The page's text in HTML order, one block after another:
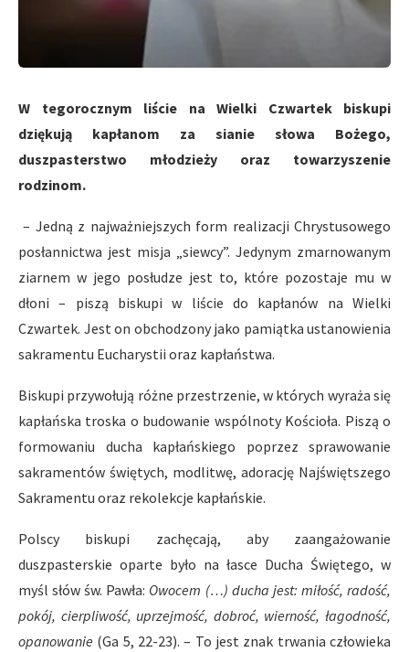
W tegorocznym liście na Wielki Czwartek biskupi
dziękują kapłanom za sianie słowa Bożego,
duszpasterstwo młodzieży oraz towarzyszenie
rodzinom.
– Jedną z najważniejszych form realizacji Chrystusowego
posłannictwa jest misja „siewcy”. Jedynym zmarnowanym
ziarnem w jego posłudze jest to, które pozostaje mu w
dłoni – piszą biskupi w liście do kapłanów na Wielki
Czwartek. Jest on obchodzony jako pamiątka ustanowienia
sakramentu Eucharystii oraz kapłaństwa.
Biskupi przywołują różne przestrzenie, w których wyraża się
kapłańska troska o budowanie wspólnoty Kościoła. Piszą o
formowaniu ducha kapłańskiego poprzez sprawowanie
sakramentów świętych, modlitwę, adorację Najświętszego
Sakramentu oraz rekolekcje kapłańskie.
Polscy biskupi zachęcają, aby zaangażowanie
duszpasterskie oparte było na łasce Ducha Świętego, w
myśl słów św. Pawła: Owocem (…) ducha jest: miłość, radość,
pokój, cierpliwość, uprzejmość, dobroć, wierność, łagodność,
opanowanie (Ga 5, 22-23). – To jest znak trwania człowieka